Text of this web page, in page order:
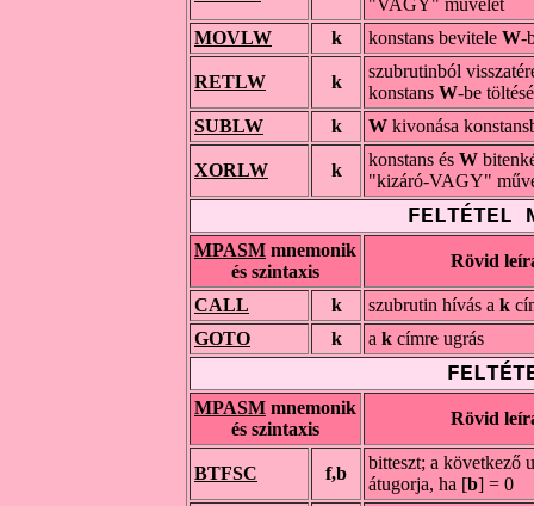
"VAGY" művelet
MOVLW
k konstans bevitele W-
RETLW k
szubrutinból
konstans W-be
SUBLW
k W kivonása
XORLW k
konstans és W
"kizáró-VAGY"
FELTÉTEL
MPASM mnemonik
és szintaxis
Rövid
CALL k szubrutin hívás a k
GOTO
k a k címre ugrás
MPASM mnemonik
és szintaxis
Rövid
BTFSC f,b
bitteszt; a következő
átugorja, ha [b] = 0